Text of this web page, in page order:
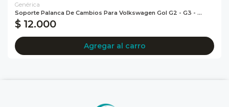
Genérica
Soporte Palanca De Cambios Para Volkswagen Gol G2 - G3 - ...
$ 12.000
Agregar al carro